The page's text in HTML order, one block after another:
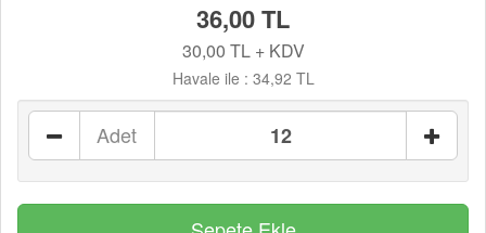
36,00 TL
30,00 TL + KDV
Havale ile : 34,92 TL
Adet